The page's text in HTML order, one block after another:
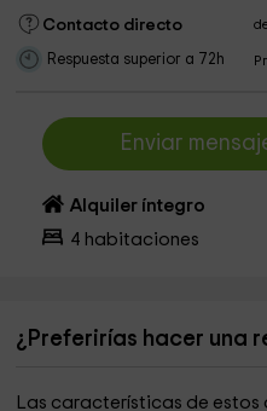
Contacto directo
Respuesta superior a 72h
Enviar
Alquiler íntegro
4 habitaciones
¿Preferirías hacer una
Las características de estos